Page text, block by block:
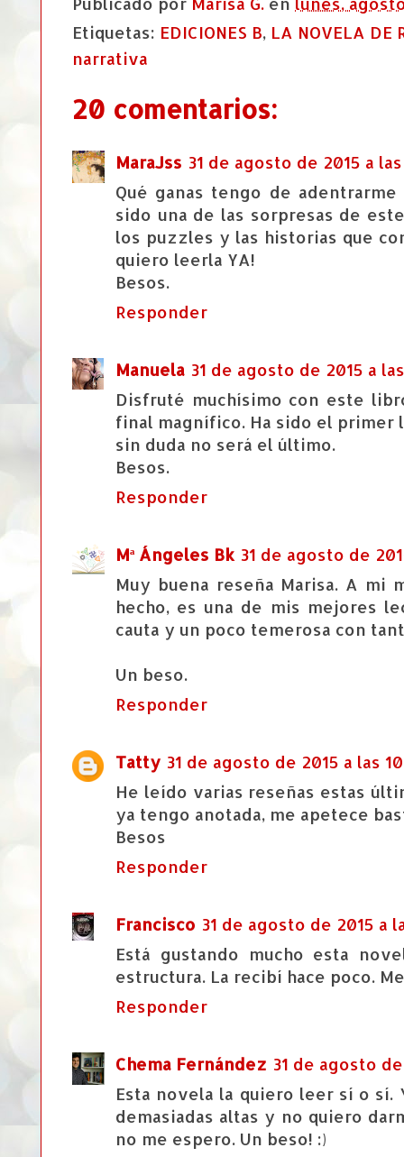
Etiquetas: EDICIONES B, LA NOVELA DE
narrativa
20 comentarios:
MaraJss 31 de agosto de 2015 a las
Qué ganas tengo de
sido una de las sorpresas de
los puzzles y las historias que
quiero leerla YA!
Besos.
Responder
Manuela 31 de agosto de 2015 a
Disfruté muchísimo con este
final magnífico. Ha sido el
sin duda no será el último.
Besos.
Responder
Mª Ángeles Bk 31 de agosto de
Muy buena reseña Marisa. A mi
hecho, es una de mis mejores
cauta y un poco temerosa con
Un beso.
Responder
Tatty 31 de agosto de 2015 a las
He leído varias reseñas estas
ya tengo anotada, me apetece
Besos
Responder
Francisco 31 de agosto de 2015 a
Está gustando mucho esta
estructura. La recibí hace poco.
Responder
Chema Fernández 31 de agosto
Esta novela la quiero leer sí o
demasiadas altas y no quiero
no me espero. Un beso! :)